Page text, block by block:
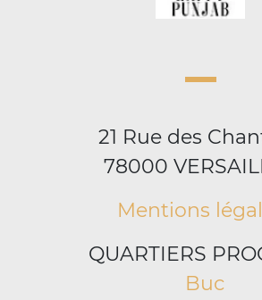
21 Rue des
78000
Mentions
QUARTIERS
Buc